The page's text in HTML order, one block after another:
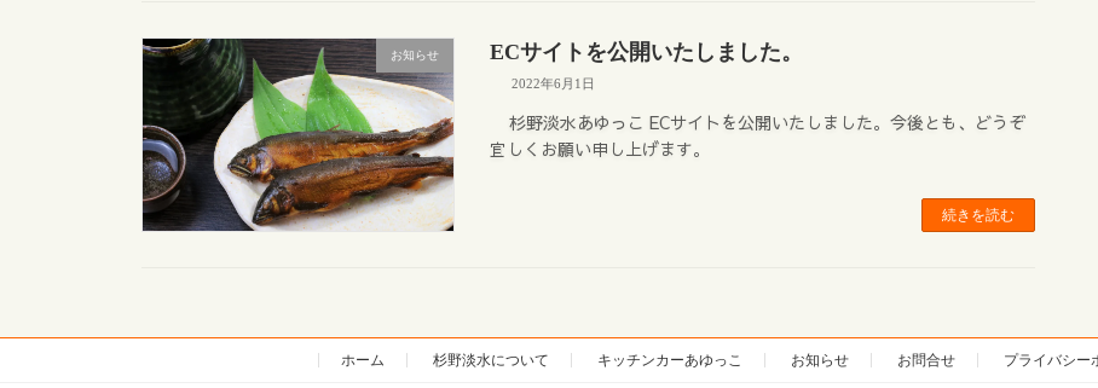
お知らせ ECサイトを公開いたしました。
2022年6月1日
杉野淡水あゆっこ ECサイトを公開いたしました。今後とも、どうぞ
宜しくお願い申し上げます。
続きを読む
ホーム 杉野淡水について キッチンカーあゆっこ お知らせ お問合せ プライバシー